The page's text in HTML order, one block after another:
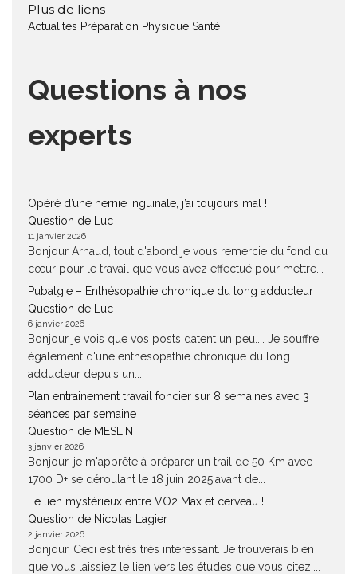
Plus de liens
Actualités Préparation Physique Santé
Questions à nos
experts
Opéré d’une hernie inguinale, j’ai toujours mal !
Question de Luc
11 janvier 2026
Bonjour Arnaud, tout d'abord je vous remercie du fond du
cœur pour le travail que vous avez effectué pour mettre...
Pubalgie – Enthésopathie chronique du long adducteur
Question de Luc
6 janvier 2026
Bonjour je vois que vos posts datent un peu.... Je souffre
également d'une enthesopathie chronique du long
adducteur depuis un...
Plan entrainement travail foncier sur 8 semaines avec 3
séances par semaine
Question de MESLIN
3 janvier 2026
Bonjour, je m'apprête à préparer un trail de 50 Km avec
1700 D+ se déroulant le 18 juin 2025,avant de...
Le lien mystérieux entre VO2 Max et cerveau !
Question de Nicolas Lagier
2 janvier 2026
Bonjour. Ceci est très très intéressant. Je trouverais bien
que vous laissiez le lien vers les études que vous citez....